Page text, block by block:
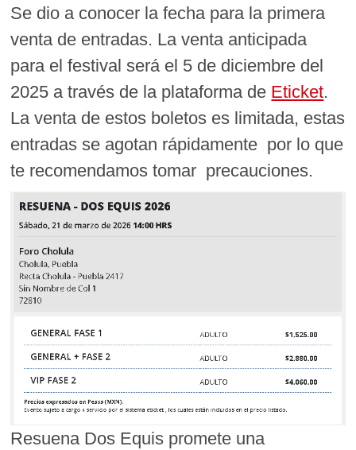
Se dio a conocer la fecha para la primera
venta de entradas. La venta anticipada
para el festival será el 5 de diciembre del
2025 a través de la plataforma de Eticket.
La venta de estos boletos es limitada, estas
entradas se agotan rápidamente por lo que
te recomendamos tomar precauciones.
Resuena Dos Equis promete una